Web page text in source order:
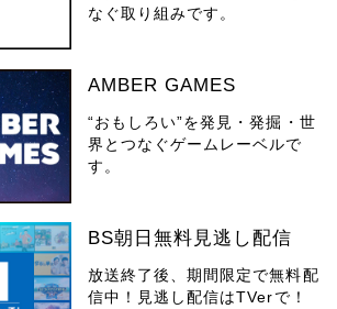
なぐ取り組みです。
AMBER GAMES
“おもしろい”を発見・発掘・世
界とつなぐゲームレーベルで
す。
BS朝日無料見逃し配信
放送終了後、期間限定で無料配
信中！見逃し配信はTVerで！